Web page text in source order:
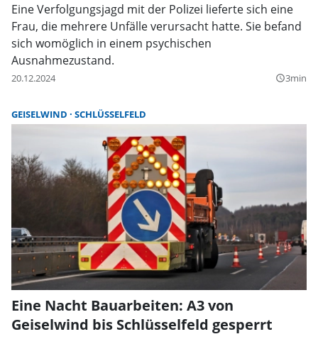
Eine Verfolgungsjagd mit der Polizei lieferte sich eine
Frau, die mehrere Unfälle verursacht hatte. Sie befand
sich womöglich in einem psychischen
Ausnahmezustand.
20.12.2024 query_builder3min
GEISELWIND SCHLÜSSELFELD
Eine Nacht Bauarbeiten: A3 von
Geiselwind bis Schlüsselfeld gesperrt